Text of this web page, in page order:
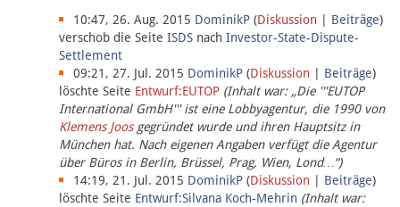
Über Lobbypedia
Impressum
10:47, 26. Aug. 2015 DominikP (Diskussion Beiträge)
verschob die Seite ISDS nach Investor-State-Dispute-
Settlement
09:21, 27. Jul. 2015 DominikP (Diskussion Beiträge)
löschte Seite Entwurf:EUTOP (Inhalt war: „Die '''EUTOP
International GmbH''' ist eine Lobbyagentur, die 1990 von
Klemens Joosgegründet wurde und ihren Hauptsitz in
München hat. Nach eigenen Angaben verfügt die Agentur
über Büros in Berlin, Brüssel, Prag, Wien, Lond…“)
14:19, 21. Jul. 2015 DominikP (Diskussion Beiträge)
löschte Seite Entwurf:Silvana Koch-Mehrin (Inhalt war: